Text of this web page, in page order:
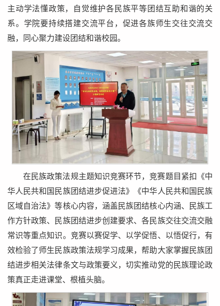
主动学法懂政策，自觉维护各民族平等团结互助和谐的关
系。学院要持续搭建交流平台，促进各族师生交往交流交
融，同心聚力建设团结和谐校园。
在民族政策法规主题知识竞赛环节，竞赛题目紧扣《中
华人民共和国民族团结进步促进法》《中华人民共和国民族
区域自治法》等核心内容，涵盖民族团结核心内涵、民族工
作方针政策、民族团结进步创建要求、各民族交往交流交融
常识等重点知识。竞赛以赛促学、以学促悟、以悟促行，有
效检验了师生民族政策法规学习成果，帮助大家掌握民族团
结进步相关法律条文与政策要义，切实推动党的民族理论政
策真正走进课堂、根植头脑。